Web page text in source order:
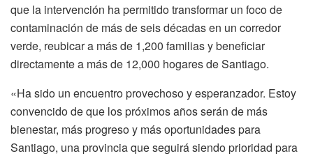
que la intervención ha permitido transformar un foco de
contaminación de más de seis décadas en un corredor
verde, reubicar a más de 1,200 familias y beneficiar
directamente a más de 12,000 hogares de Santiago.
«Ha sido un encuentro provechoso y esperanzador. Estoy
convencido de que los próximos años serán de más
bienestar, más progreso y más oportunidades para
Santiago, una provincia que seguirá siendo prioridad para